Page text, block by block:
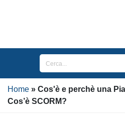
Home
Cos'è e perchè una
Cos’è SCORM?